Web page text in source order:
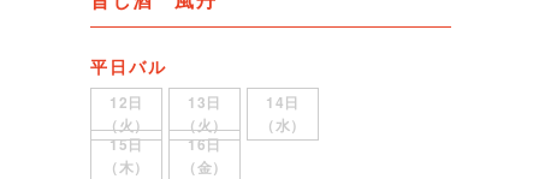
平日バル
12日
（火）
13日
（火）
14日
（水）
15日
（木）
16日
（金）